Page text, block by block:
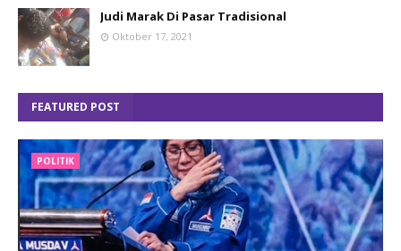
Judi Marak Di Pasar Tradisional
Oktober 17, 2021
FEATURED POST
POLITIK